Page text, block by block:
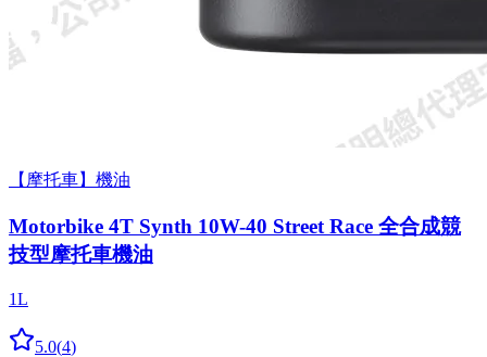
【摩托車】機油
Motorbike 4T Synth 10W-40 Street Race 全合成競
技型摩托車機油
1L
5.0(4)